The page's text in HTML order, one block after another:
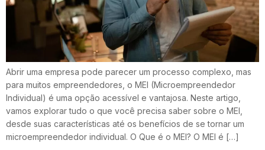
Abrir uma empresa pode parecer um processo complexo, mas
para muitos empreendedores, o MEI (Microempreendedor
Individual) é uma opção acessível e vantajosa. Neste artigo,
vamos explorar tudo o que você precisa saber sobre o MEI,
desde suas características até os benefícios de se tornar um
microempreendedor individual. O Que é o MEI? O MEI é […]